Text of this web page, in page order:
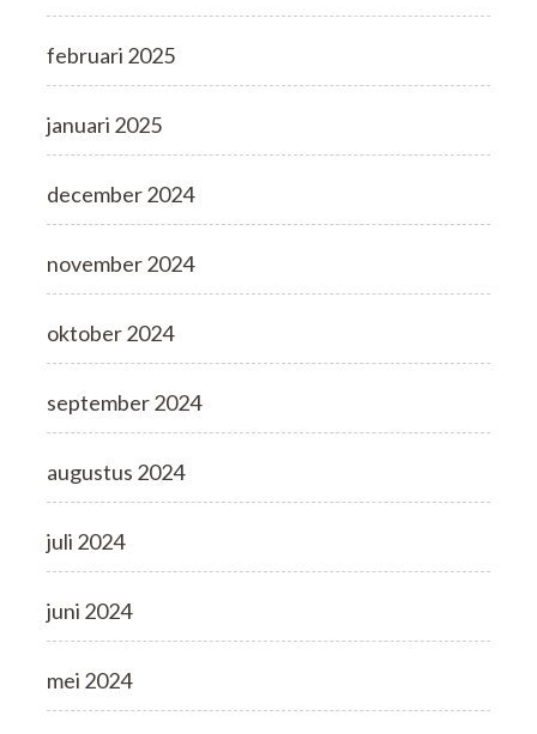
februari 2025
januari 2025
december 2024
november 2024
oktober 2024
september 2024
augustus 2024
juli 2024
juni 2024
mei 2024